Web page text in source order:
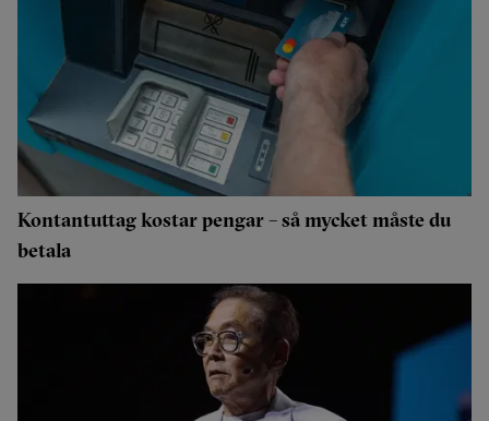
Kontantuttag kostar pengar – så mycket måste du
betala